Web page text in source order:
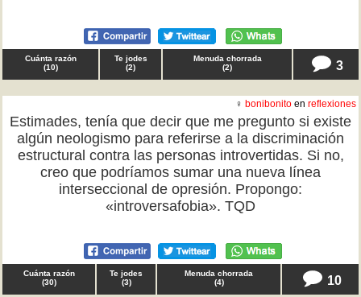
Cuánta razón
(10)
Te jodes
(2)
Menuda chorrada
(2) 3
♀ bonibonito en reflexiones
Estimades, tenía que decir que me pregunto si existe
algún neologismo para referirse a la discriminación
estructural contra las personas introvertidas. Si no,
creo que podríamos sumar una nueva línea
interseccional de opresión. Propongo:
«introversafobia». TQD
Cuánta razón
(30)
Te jodes
(3)
Menuda chorrada
(4) 10